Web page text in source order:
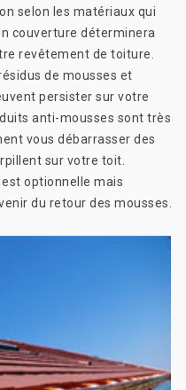
selon les matériaux qui
couverture déterminera
revêtement de toiture.
de mousses et
persister sur votre
anti-mousses sont très
vous débarrasser des
sur votre toit.
est optionnelle mais
du retour des mousses.